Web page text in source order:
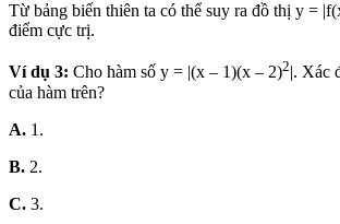
Từ bảng biến thiên ta có thể suy ra đồ thị y =
điểm cực trị.
Ví dụ 3: Cho hàm số y = |(x – 1)(x – 2)2 |. Xác
của hàm trên?
A. 1.
B. 2.
C. 3.